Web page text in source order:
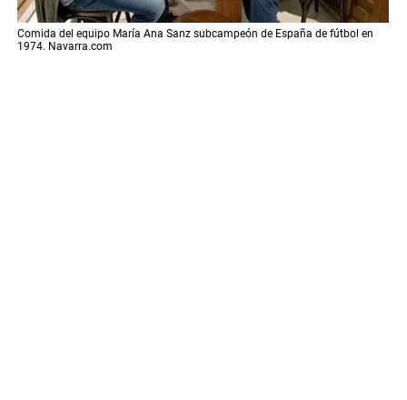
Comida del equipo María Ana Sanz subcampeón de España de fútbol en
1974. Navarra.com